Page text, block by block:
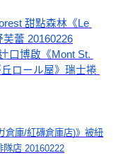
甜點森林《Le
芙蕾 20160226
口博啟《Mont St.
ロール屋》瑞士捲
倉庫/紅磚倉庫店)》被紐
隊店 20160222